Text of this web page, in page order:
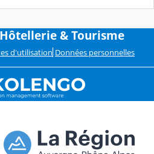
& Tourisme
d'utilisation Données personnelles